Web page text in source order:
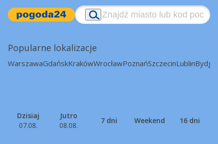
Popularne lokalizacje
WarszawaGdańskKrakówWrocławPoznańSzczecinLublin
Dzisiaj
07.08.
Jutro
08.08.
7 dni Weekend 16 dni